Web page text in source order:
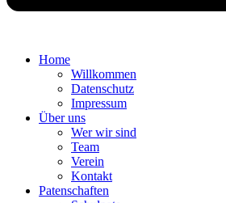
Home
Willkommen
Datenschutz
Impressum
Über uns
Wer wir sind
Team
Verein
Kontakt
Patenschaften